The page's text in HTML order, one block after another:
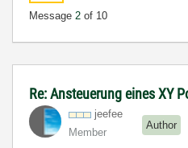
Message 2 of 10
Re: Ansteuerung eines XY
jeefee
Member
Author